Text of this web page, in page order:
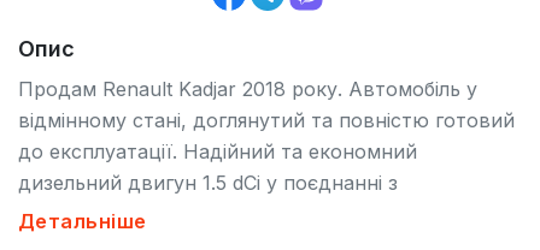
Опис
Продам Renault Kadjar 2018 року. Автомобіль у
відмінному стані, доглянутий та повністю готовий
до експлуатації. Надійний та економний
дизельний двигун 1.5 dCi у поєднанні з
автоматичною коробкою передач забезпечують
Детальніше